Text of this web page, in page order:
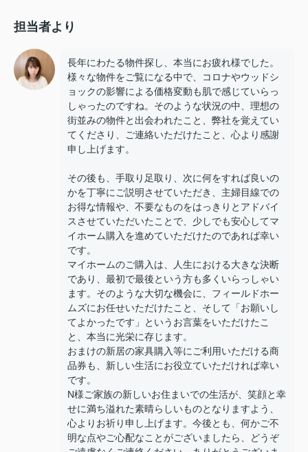
担当者より
長年にわたる物件探し、本当にお疲れ様でした。
様々な物件をご覧になる中で、コロナやウッドシ
ョックの影響による価格変動も肌で感じていらっ
しゃったのですね。そのような状況の中、理想の
街並みの物件と出会われたこと、弊社を覚えてい
てくださり、ご連絡いただけたこと、心より感謝
申し上げます。
その後も、手取り足取り、次に何をすれば良いの
かを丁寧にご説明させていただき、主婦目線での
お得な情報や、不要なものをはっきりとアドバイ
スさせていただいたことで、少しでも安心してマ
イホーム購入を進めていただけたのであれば幸い
です。
マイホームのご購入は、人生における大きな決断
であり、最初で最後という方も多くいらっしゃい
ます。そのような大切な機会に、フィールドホー
ムズにお任せいただけたこと、そして「お願いし
てよかったです」というお言葉をいただけたこ
と、本当に光栄に存じます。
おまけの新居の家具購入等にご利用いただける商
品券も、新しい生活にお役立ていただければ幸い
です。
N様ご家族の新しいお住まいでの生活が、笑顔と幸
せに満ち溢れた素晴らしいものとなりますよう、
心よりお祈り申し上げます。今後とも、何かご不
明な点やご心配なことがございましたら、どうぞ